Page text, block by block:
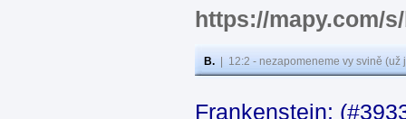
https://mapy.com/
B. 12:2 - nezapomeneme vy svině
Frankenstein: